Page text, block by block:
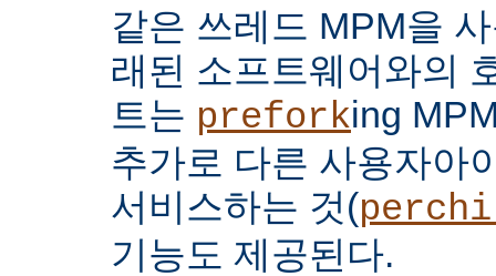
같은 쓰레드 MPM을
래된 소프트웨어와의
트는 preforking
추가로 다른 사용자아
서비스하는 것(
기능도 제공된다.